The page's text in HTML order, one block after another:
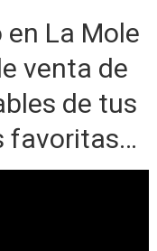
en La Mole
venta de
de tus
favoritas…